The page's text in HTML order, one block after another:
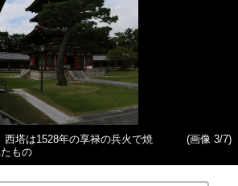
西塔は1528年の享禄の兵火で焼
もの
(画像 3/7)